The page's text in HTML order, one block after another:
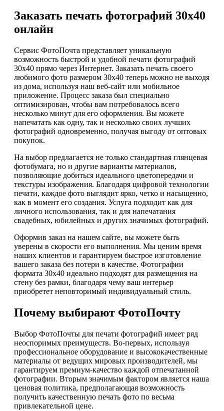
Заказать печать фотографий 30х40
онлайн
Сервис ФотоПочта представляет уникальную
возможность быстрой и удобной печати фотографий
30х40 прямо через Интернет. Заказать печать своего
любимого фото размером 30х40 теперь можно не выходя
из дома, используя наш веб-сайт или мобильное
приложение. Процесс заказа был специально
оптимизирован, чтобы вам потребовалось всего
несколько минут для его оформления. Вы можете
напечатать как одну, так и несколько своих лучших
фотографий одновременно, получая выгоду от оптовых
покупок.
На выбор предлагается не только стандартная глянцевая
фотобумага, но и другие варианты материалов,
позволяющие добиться идеального цветопередачи и
текстуры изображения. Благодаря цифровой технологии
печати, каждое фото выглядит ярко, четко и насыщенно,
как в момент его создания. Услуга подходит как для
личного использования, так и для напечатания
свадебных, юбилейных и других значимых фотографий.
Оформив заказ на нашем сайте, вы можете быть
уверены в скорости его выполнения. Мы ценим время
наших клиентов и гарантируем быстрое изготовление
вашего заказа без потери в качестве. Фотографии
формата 30х40 идеально подходят для размещения на
стену без рамки, благодаря чему ваш интерьер
приобретет неповторимый индивидуальный стиль.
Почему выбирают ФотоПочту
Выбор ФотоПочты для печати фотографий имеет ряд
неоспоримых преимуществ. Во-первых, используя
профессиональное оборудование и высококачественные
материалы от ведущих мировых производителей, мы
гарантируем премиум-качество каждой отпечатанной
фотографии. Вторым значимым фактором является наша
ценовая политика, предполагающая возможность
получить качественную печать фото по весьма
привлекательной цене.